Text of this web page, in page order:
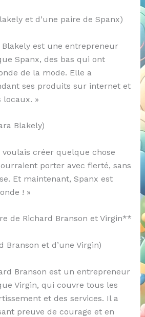
et d’une paire de Spanx)
est une entrepreneur
Spanx, des bas qui ont
de la mode. Elle a
ses produits sur internet et
locaux. »
Blakely)
voulais créer quelque chose
porter avec fierté, sans
Et maintenant, Spanx est
! »
de Richard Branson et Virgin**
Branson et d’une Virgin)
Branson est un entrepreneur
Virgin, qui couvre tous les
et des services. Il a
preuve de courage et en